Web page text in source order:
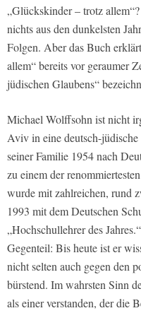
„Glückskinder – trotz
nichts aus den dunkelsten
Folgen. Aber das Buch
allem“ bereits vor geraumer
jüdischen Glaubens“
Michael Wolffsohn ist nicht
Aviv in eine deutsch-
seiner Familie 1954 nach
zu einem der
wurde mit zahlreichen, rund
1993 mit dem Deutschen
„Hochschullehrer des
Gegenteil: Bis heute ist er
nicht selten auch gegen den
bürstend. Im wahrsten Sinn
als einer verstanden, der die